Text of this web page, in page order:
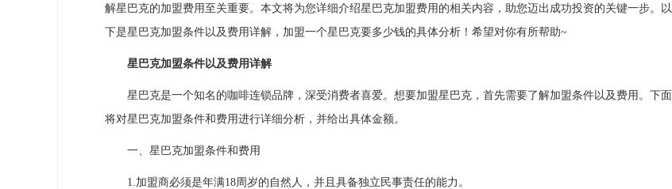
解星巴克的加盟费用至关重要。本文将为您详细介绍星巴克加盟费用的相关内容，助您迈出成功投资的关键一步。以
下是星巴克加盟条件以及费用详解，加盟一个星巴克要多少钱的具体分析！希望对你有所帮助~
星巴克加盟条件以及费用详解
星巴克是一个知名的咖啡连锁品牌，深受消费者喜爱。想要加盟星巴克，首先需要了解加盟条件以及费用。下面
将对星巴克加盟条件和费用进行详细分析，并给出具体金额。
一、星巴克加盟条件和费用
1.加盟商必须是年满18周岁的自然人，并且具备独立民事责任的能力。